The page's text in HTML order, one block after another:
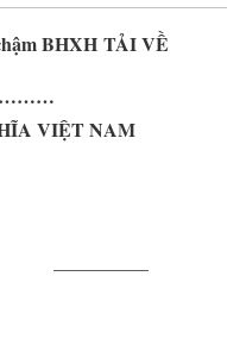
BHXH TẢI VỀ
VIỆT NAM